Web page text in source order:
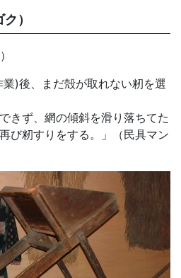
）
)後、まだ殻が取れない籾を選
きず、網の傾斜を滑り落ちてた
び籾すりをする。」（民具マン